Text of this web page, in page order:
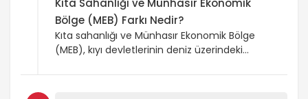
Kıta Sahanlığı ve Münhasır Ekonomik
Bölge (MEB) Farkı Nedir?
Kıta sahanlığı ve Münhasır Ekonomik Bölge
(MEB), kıyı devletlerinin deniz üzerindeki
sahanlığı, deniz tabanı ve altındaki